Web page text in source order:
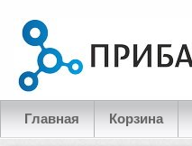
Главная Корзина